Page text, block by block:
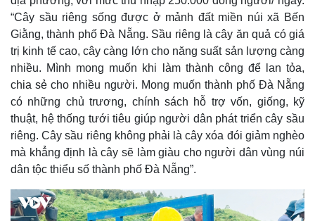
“Cây sầu riêng sống được ở mảnh đất miền núi xã Bến
Giằng, thành phố Đà Nẵng. Sầu riêng là cây ăn quả có giá
trị kinh tế cao, cây càng lớn cho năng suất sản lượng càng
nhiều. Mình mong muốn khi làm thành công để lan tỏa,
chia sẻ cho nhiều người. Mong muốn thành phố Đà Nẵng
có những chủ trương, chính sách hỗ trợ vốn, giống, kỹ
thuật, hệ thống tưới tiêu giúp người dân phát triển cây sầu
riêng. Cây sầu riêng không phải là cây xóa đói giảm nghèo
mà khẳng định là cây sẽ làm giàu cho người dân vùng núi
dân tộc thiểu số thành phố Đà Nẵng”.